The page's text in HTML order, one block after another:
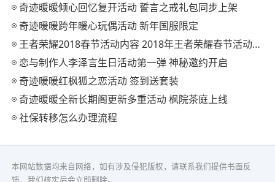
奇迹暖暖倾心回忆复开活动 誓言之戒礼包同步上架
奇迹暖暖跨年暖心玩偶活动 新年国服限定
王者荣耀2018春节活动内容 2018年王者荣耀春节活动大全
恋与制作人李泽言生日活动第一弹 神秘邀约开启
奇迹暖暖红枫狐之恋活动 签到送套装
奇迹暖暖全新长期阁更新多重活动 枫院茶庭上线
社保转移怎么办理流程
本网站数据均来自网络，如有涉及侵犯版权，请联系我们提供书面反
馈，我们核实后会立即删除。